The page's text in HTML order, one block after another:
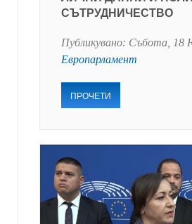
СЪТРУДНИЧЕСТВО
Публикувано: Събота, 18
Европарламент
ПРОЧЕТИ